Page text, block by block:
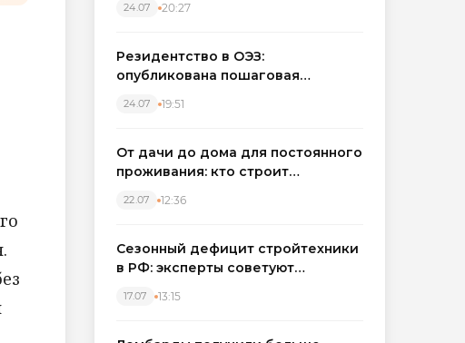
24.07 20:27
Резидентство в ОЭЗ:
опубликована пошаговая
налоговых льгот для инвесторов
24.07 19:51
От дачи до дома для постоянного
проживания: кто строит
Западном регионе
22.07 12:36
Сезонный дефицит стройтехники
в РФ: эксперты советуют
17.07 13:15